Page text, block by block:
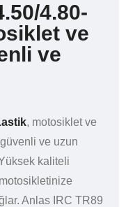
4.80-
ve
ve
, motosiklet ve
güvenli ve uzun
kaliteli
Anlas IRC TR89